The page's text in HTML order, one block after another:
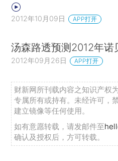
2012年10月09日 APP打开
汤森路透预测2012年诺
2012年09月26日 APP打开
财新网所刊载内容之知识产权
专属所有或持有。未经许可，
建立镜像等任何使用。
如有意愿转载，请发邮件至
确认及授权后，方可转载。